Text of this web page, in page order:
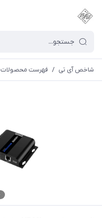
شاخص آی تی / فهرست محصولات